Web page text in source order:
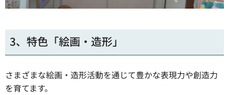
3、特色「絵画・造形」
さまざまな絵画・造形活動を通じて豊かな表現力や創造力
を育てます。